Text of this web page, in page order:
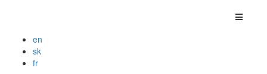
en
sk
fr